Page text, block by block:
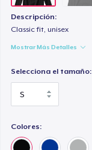
Descripción:
Classic fit, unisex
Mostrar Más Detalles
Selecciona el tamaño:
Colores: